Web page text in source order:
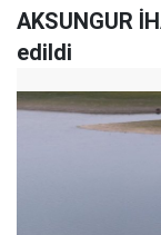
AKSUNGUR
edildi